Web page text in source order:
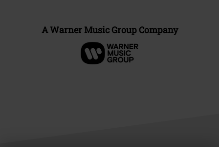
A Warner Music Group Company